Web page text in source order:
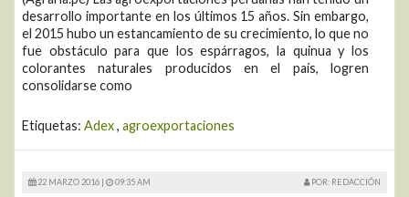
desarrollo importante en los últimos 15 años. Sin embargo,
el 2015 hubo un estancamiento de su crecimiento, lo que no
fue obstáculo para que los espárragos, la quinua y los
colorantes naturales producidos en el país, logren
consolidarse como
Etiquetas: Adex, agroexportaciones
22 MARZO 2016 | 09:35 AM POR: REDACCIÓN